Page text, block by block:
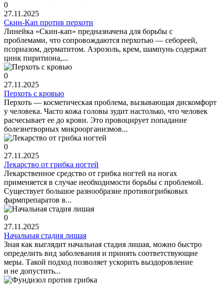
0
27.11.2025
Скин-Кап против перхоти
Линейка «Скин-кап» предназначена для борьбы с
проблемами, что сопровождаются перхотью — себореей,
псориазом, дерматитом. Аэрозоль, крем, шампунь содержат
цинк пиритиона,...
0
27.11.2025
Перхоть с кровью
Перхоть — косметическая проблема, вызывающая дискомфорт
у человека. Часто кожа головы зудит настолько, что человек
расчесывает ее до крови. Это провоцирует попадание
болезнетворных микроорганизмов...
0
27.11.2025
Лекарство от грибка ногтей
Лекарственное средство от грибка ногтей на ногах
применяется в случае необходимости борьбы с проблемой.
Существует большое разнообразие противогрибковых
фармпрепаратов в...
0
27.11.2025
Начальная стадия лишая
Зная как выглядит начальная стадия лишая, можно быстро
определить вид заболевания и принять соответствующие
меры. Такой подход позволяет ускорить выздоровление
и не допустить...